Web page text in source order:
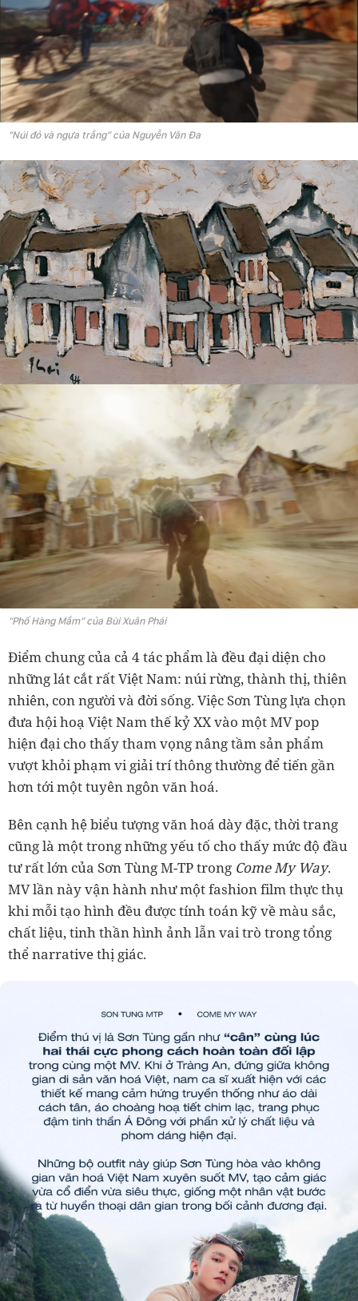
“Núi đỏ và ngựa trắng” của Nguyễn Văn Đa
“Phố Hàng Mắm” của Bùi Xuân Phái
Điểm chung của cả 4 tác phẩm là đều đại diện cho
những lát cắt rất Việt Nam: núi rừng, thành thị, thiên
nhiên, con người và đời sống. Việc Sơn Tùng lựa chọn
đưa hội hoạ Việt Nam thế kỷ XX vào một MV pop
hiện đại cho thấy tham vọng nâng tầm sản phẩm
vượt khỏi phạm vi giải trí thông thường để tiến gần
hơn tới một tuyên ngôn văn hoá.
Bên cạnh hệ biểu tượng văn hoá dày đặc, thời trang
cũng là một trong những yếu tố cho thấy mức độ đầu
tư rất lớn của Sơn Tùng M-TP trong Come My Way.
MV lần này vận hành như một fashion film thực thụ
khi mỗi tạo hình đều được tính toán kỹ về màu sắc,
chất liệu, tinh thần hình ảnh lẫn vai trò trong tổng
thể narrative thị giác.